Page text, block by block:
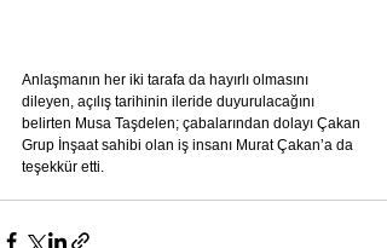
Anlaşmanın her iki tarafa da hayırlı olmasını
dileyen, açılış tarihinin ileride duyurulacağını
belirten Musa Taşdelen; çabalarından dolayı Çakan
Grup İnşaat sahibi olan iş insanı Murat Çakan’a da
teşekkür etti.